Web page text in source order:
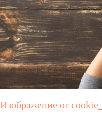
Изображение от